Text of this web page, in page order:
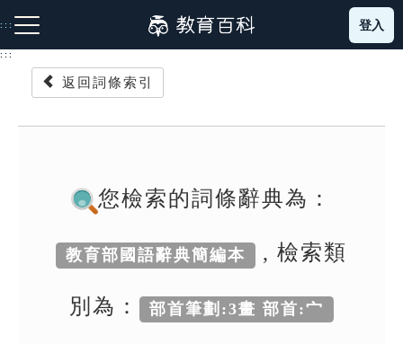
到
主
:::
生字詞彙表
登入
:::
返回詞條索引
您檢索的詞條辭典為：
教育部國語辭典簡編本 , 檢索類
別為： 部首筆劃:3畫 部首:宀